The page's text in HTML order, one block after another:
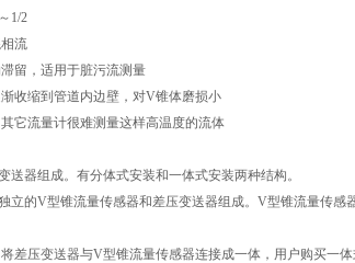
1/2
流
留，适用于脏污流测量
收缩到管道内边壁，对V锥体磨损小
它流量计很难测量这样高温度的流体
送器组成。有分体式安装和一体式安装两种结构。
立的V型锥流量传感器和差压变送器组成。V型锥流量传感
差压变送器与V型锥流量传感器连接成一体，用户购买一